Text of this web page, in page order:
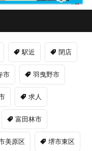
駅近 閉店
市 羽曳野市
求人
富田林市
美原区 堺市東区